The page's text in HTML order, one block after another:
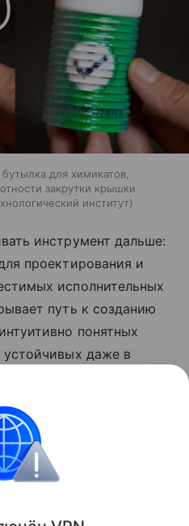
для химикатов,
закрутки крышки
институт
инструмент дальше:
проектирования и
исполнительных
путь к созданию
понятных
устойчивых даже в
из глины и песка.